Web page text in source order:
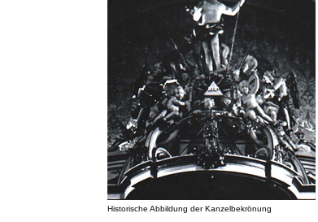
Historische Abbildung der Kanzelbekrönung